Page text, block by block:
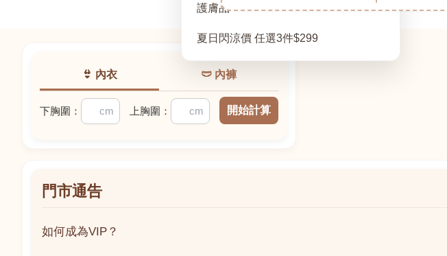
護膚品
夏日閃涼價 任選3件$299
👙 內衣 🩲 內褲
下胸圍： 上胸圍： 開始計算
門市通告
如何成為VIP？